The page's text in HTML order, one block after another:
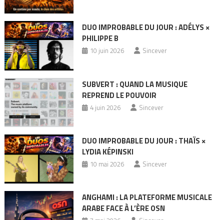
DUO IMPROBABLE DU JOUR : ADÉLYS ×
PHILIPPE B
10 juin 2026 Sincever
SUBVERT : QUAND LA MUSIQUE
REPREND LE POUVOIR
4 juin 2026 Sincever
DUO IMPROBABLE DU JOUR : THAÏS ×
LYDIA KÉPINSKI
10 mai 2026 Sincever
ANGHAMI : LA PLATEFORME MUSICALE
ARABE FACE À L’ÈRE OSN